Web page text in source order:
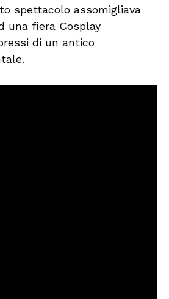
spettacolo assomigliava
una fiera Cosplay
di un antico